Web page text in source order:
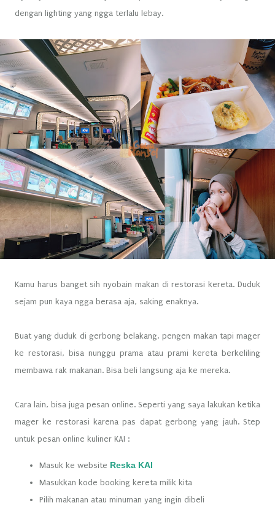
dengan lighting yang ngga terlalu lebay.
Kamu harus banget sih nyobain makan di restorasi kereta. Duduk
sejam pun kaya ngga berasa aja, saking enaknya.
Buat yang duduk di gerbong belakang, pengen makan tapi mager
ke restorasi, bisa nunggu prama atau prami kereta berkeliling
membawa rak makanan. Bisa beli langsung aja ke mereka.
Cara lain, bisa juga pesan online. Seperti yang saya lakukan ketika
mager ke restorasi karena pas dapat gerbong yang jauh. Step
untuk pesan online kuliner KAI :
Masuk ke website Reska KAI
Masukkan kode booking kereta milik kita
Pilih makanan atau minuman yang ingin dibeli